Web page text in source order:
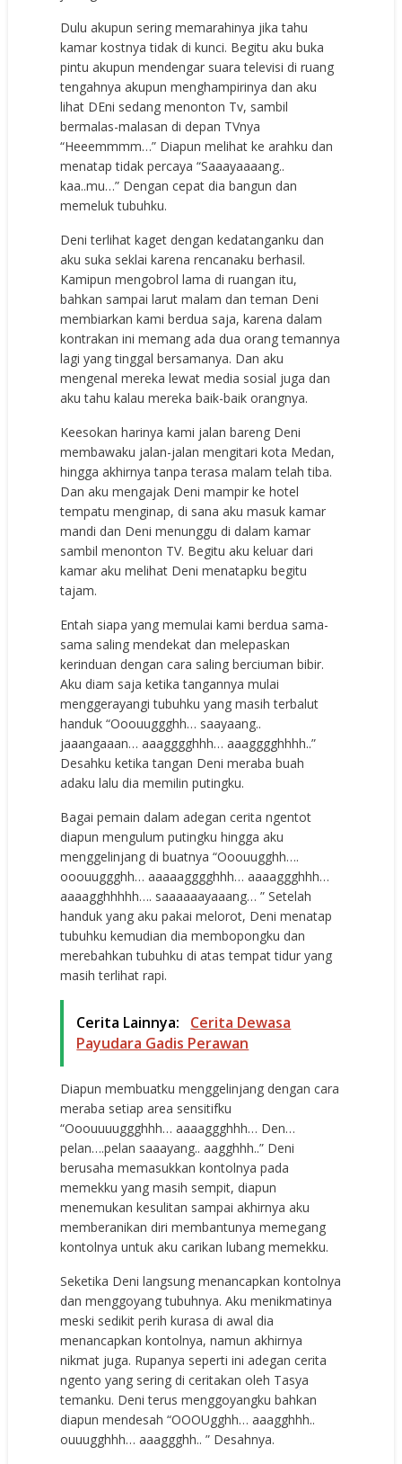
Dulu akupun sering memarahinya jika tahu
kamar kostnya tidak di kunci. Begitu aku buka
pintu akupun mendengar suara televisi di ruang
tengahnya akupun menghampirinya dan aku
lihat DEni sedang menonton Tv, sambil
bermalas-malasan di depan TVnya
“Heeemmmm…” Diapun melihat ke arahku dan
menatap tidak percaya “Saaayaaaang..
kaa..mu…” Dengan cepat dia bangun dan
memeluk tubuhku.
Deni terlihat kaget dengan kedatanganku dan
aku suka seklai karena rencanaku berhasil.
Kamipun mengobrol lama di ruangan itu,
bahkan sampai larut malam dan teman Deni
membiarkan kami berdua saja, karena dalam
kontrakan ini memang ada dua orang temannya
lagi yang tinggal bersamanya. Dan aku
mengenal mereka lewat media sosial juga dan
aku tahu kalau mereka baik-baik orangnya.
Keesokan harinya kami jalan bareng Deni
membawaku jalan-jalan mengitari kota Medan,
hingga akhirnya tanpa terasa malam telah tiba.
Dan aku mengajak Deni mampir ke hotel
tempatu menginap, di sana aku masuk kamar
mandi dan Deni menunggu di dalam kamar
sambil menonton TV. Begitu aku keluar dari
kamar aku melihat Deni menatapku begitu
tajam.
Entah siapa yang memulai kami berdua sama-
sama saling mendekat dan melepaskan
kerinduan dengan cara saling berciuman bibir.
Aku diam saja ketika tangannya mulai
menggerayangi tubuhku yang masih terbalut
handuk “Ooouuggghh… saayaang..
jaaangaaan… aaagggghhh… aaagggghhhh..”
Desahku ketika tangan Deni meraba buah
adaku lalu dia memilin putingku.
Bagai pemain dalam adegan cerita ngentot
diapun mengulum putingku hingga aku
menggelinjang di buatnya “Ooouugghh….
ooouuggghh… aaaaagggghhh… aaaaggghhh…
aaaagghhhhh…. saaaaaayaaang… ” Setelah
handuk yang aku pakai melorot, Deni menatap
tubuhku kemudian dia membopongku dan
merebahkan tubuhku di atas tempat tidur yang
masih terlihat rapi.
Cerita Lainnya:
Cerita Dewasa
Payudara Gadis Perawan
Diapun membuatku menggelinjang dengan cara
meraba setiap area sensitifku
“Ooouuuuggghhh… aaaaggghhh… Den…
pelan….pelan saaayang.. aagghhh..” Deni
berusaha memasukkan kontolnya pada
memekku yang masih sempit, diapun
menemukan kesulitan sampai akhirnya aku
memberanikan diri membantunya memegang
kontolnya untuk aku carikan lubang memekku.
Seketika Deni langsung menancapkan kontolnya
dan menggoyang tubuhnya. Aku menikmatinya
meski sedikit perih kurasa di awal dia
menancapkan kontolnya, namun akhirnya
nikmat juga. Rupanya seperti ini adegan cerita
ngento yang sering di ceritakan oleh Tasya
temanku. Deni terus menggoyangku bahkan
diapun mendesah “OOOUgghh… aaagghhh..
ouuugghhh… aaaggghh.. ” Desahnya.